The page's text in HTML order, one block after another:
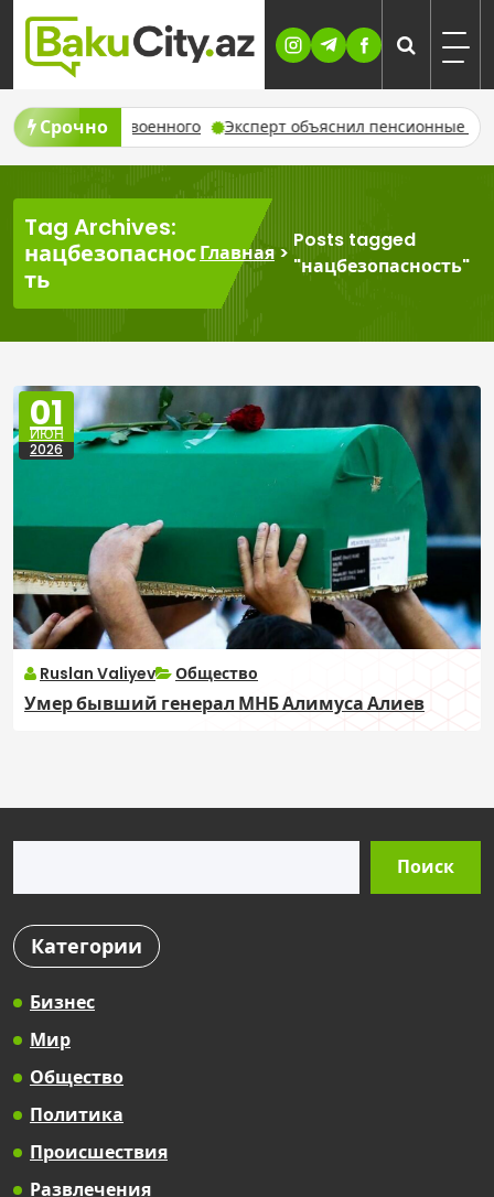
Skip
content
Срочно
военного Эксперт объяснил пенсионные права
Tag Archives:
нацбезопаснос
ть
Главная>
Posts tagged
"нацбезопасность"
01
ИЮН
2026
Ruslan Valiyev Общество
Умер бывший генерал МНБ Алимуса Алиев
Поиск
Категории
Бизнес
Мир
Общество
Политика
Происшествия
Развлечения